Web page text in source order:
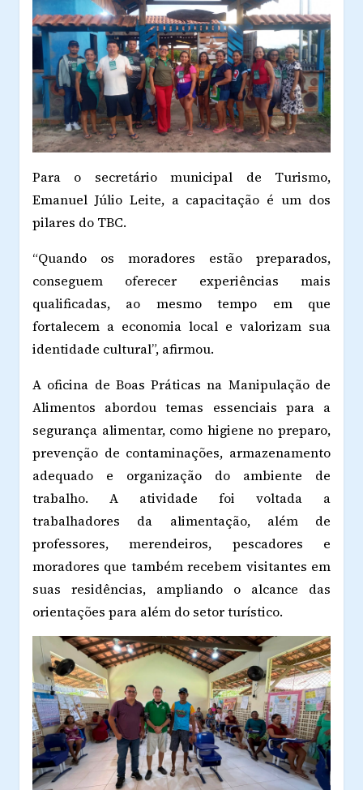
Para o secretário municipal de Turismo,
Emanuel Júlio Leite, a capacitação é um dos
pilares do TBC.
“Quando os moradores estão preparados,
conseguem oferecer experiências mais
qualificadas, ao mesmo tempo em que
fortalecem a economia local e valorizam sua
identidade cultural”, afirmou.
A oficina de Boas Práticas na Manipulação de
Alimentos abordou temas essenciais para a
segurança alimentar, como higiene no preparo,
prevenção de contaminações, armazenamento
adequado e organização do ambiente de
trabalho. A atividade foi voltada a
trabalhadores da alimentação, além de
professores, merendeiros, pescadores e
moradores que também recebem visitantes em
suas residências, ampliando o alcance das
orientações para além do setor turístico.